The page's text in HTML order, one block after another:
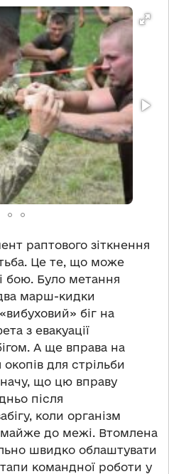
раптового зіткнення
Це те, що може
бою. Було метання
марш-кидки
біг на
з евакуації
А ще вправа на
для стрільби
що цю вправу
після
коли організм
до межі. Втомлена
швидко облаштувати
командної роботи у